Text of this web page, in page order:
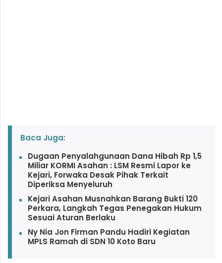
Baca Juga:
Dugaan Penyalahgunaan Dana Hibah Rp 1,5
Miliar KORMI Asahan : LSM Resmi Lapor ke
Kejari, Forwaka Desak Pihak Terkait
Diperiksa Menyeluruh
Kejari Asahan Musnahkan Barang Bukti 120
Perkara, Langkah Tegas Penegakan Hukum
Sesuai Aturan Berlaku
Ny Nia Jon Firman Pandu Hadiri Kegiatan
MPLS Ramah di SDN 10 Koto Baru